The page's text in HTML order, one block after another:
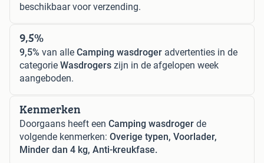
beschikbaar voor verzending.
9,5%
9,5% van alle Camping wasdroger advertenties in de
categorie Wasdrogers zijn in de afgelopen week
aangeboden.
Kenmerken
Doorgaans heeft een Camping wasdroger de
volgende kenmerken: Overige typen, Voorlader,
Minder dan 4 kg, Anti-kreukfase.